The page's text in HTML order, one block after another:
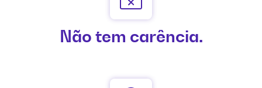
Não tem carência.